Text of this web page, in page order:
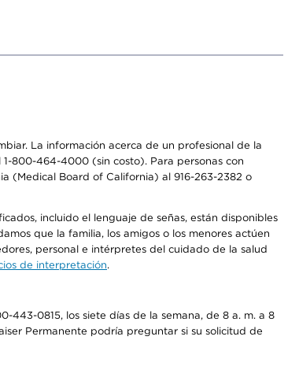
La información acerca de un profesional de la
800-464-4000 (sin costo). Para personas con
(Medical Board of California) al 916-263-2382 o
incluido el lenguaje de señas, están disponibles
que la familia, los amigos o los menores actúen
personal e intérpretes del cuidado de la salud
de interpretación.
443-0815, los siete días de la semana, de 8 a. m. a 8
Permanente podría preguntar si su solicitud de